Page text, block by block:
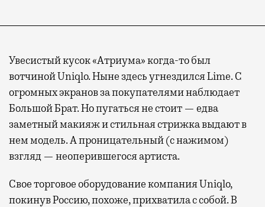
Увесистый кусок «Атриума» когда-то был
вотчиной Uniqlo. Ныне здесь угнездился Lime. С
огромных экранов за покупателями наблюдает
Большой Брат. Но пугаться не стоит — едва
заметный макияж и стильная стрижка выдают в
нем модель. А проницательный (с нажимом)
взгляд — неоперившегося артиста.
Свое торговое оборудование компания Uniqlo,
покинув Россию, похоже, прихватила с собой. В